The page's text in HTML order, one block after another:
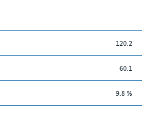
120.2
60.1
9.8 %